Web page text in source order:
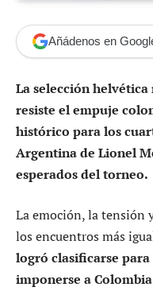
Añádenos en
La selección helvética
resiste el empuje
histórico para los
Argentina de Lionel
esperados del torneo.
La emoción, la tensión
los encuentros más
logró clasificarse
imponerse a